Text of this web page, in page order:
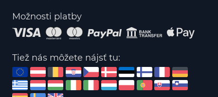
Možnosti platby
Tiež nás môžete nájsť tu: